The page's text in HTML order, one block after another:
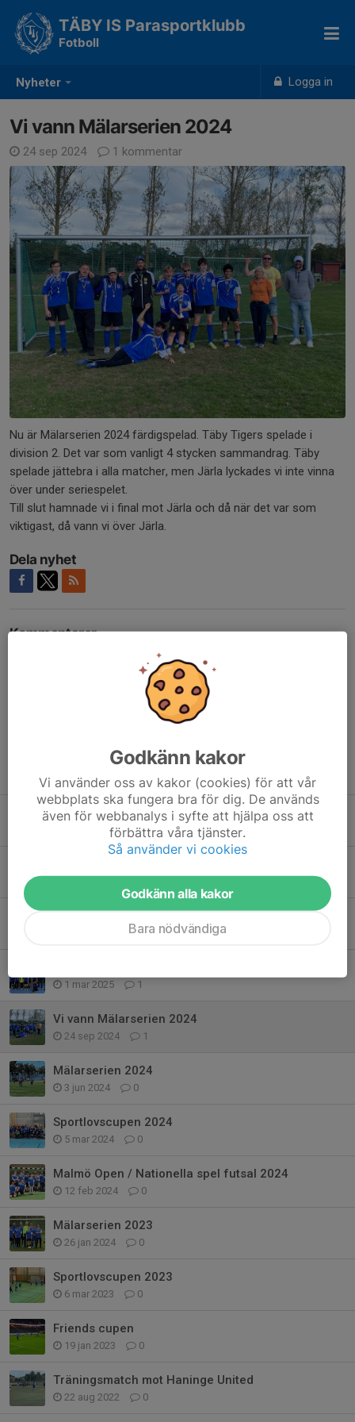
Nyheter Logga in
TÄBY IS Parasportklubb
Fotboll
Vi vann Mälarserien 2024
24 sep 2024 1 kommentar
Nu är Mälarserien 2024 färdigspelad. Täby Tigers spelade i
division 2. Det var som vanligt 4 stycken sammandrag. Täby
spelade jättebra i alla matcher, men Järla lyckades vi inte vinna
över under seriespelet.
Till slut hamnade vi i final mot Järla och då när det var som
viktigast, då vann vi över Järla.
Dela nyhet
Kommentarer
Grattis till guldet Täby!
Tidigare nyheter
Vi vill bli flera fotbollspelare
10 nov 2025 0
Besök av Stuvsta på träningen
0
1 mar 2025 1
Vi vann Mälarserien 2024
24 sep 2024 1
Mälarserien 2024
3 jun 2024 0
Sportlovscupen 2024
5 mar 2024 0
Malmö Open / Nationella spel futsal 2024
12 feb 2024 0
Mälarserien 2023
26 jan 2024 0
Sportlovscupen 2023
6 mar 2023 0
Friends cupen
19 jan 2023 0
Träningsmatch mot Haninge United
22 aug 2022 0
Godkänn kakor
Vi använder oss av kakor (cookies) för att vår
webbplats ska fungera bra för dig. De används
även för webbanalys i syfte att hjälpa oss att
förbättra våra tjänster.
Så använder vi cookies
Godkänn alla kakor
Bara nödvändiga